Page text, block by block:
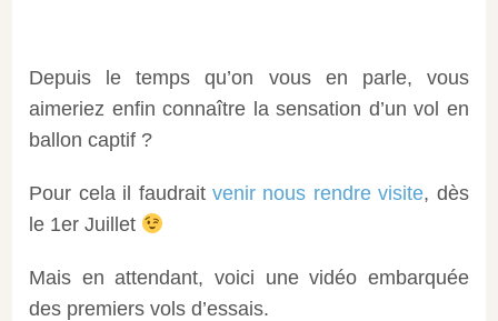
Depuis le temps qu’on vous en parle, vous
aimeriez enfin connaître la sensation d’un vol en
ballon captif ?
Pour cela il faudrait venir nous rendre visite, dès
le 1er Juillet
Mais en attendant, voici une vidéo embarquée
des premiers vols d’essais.